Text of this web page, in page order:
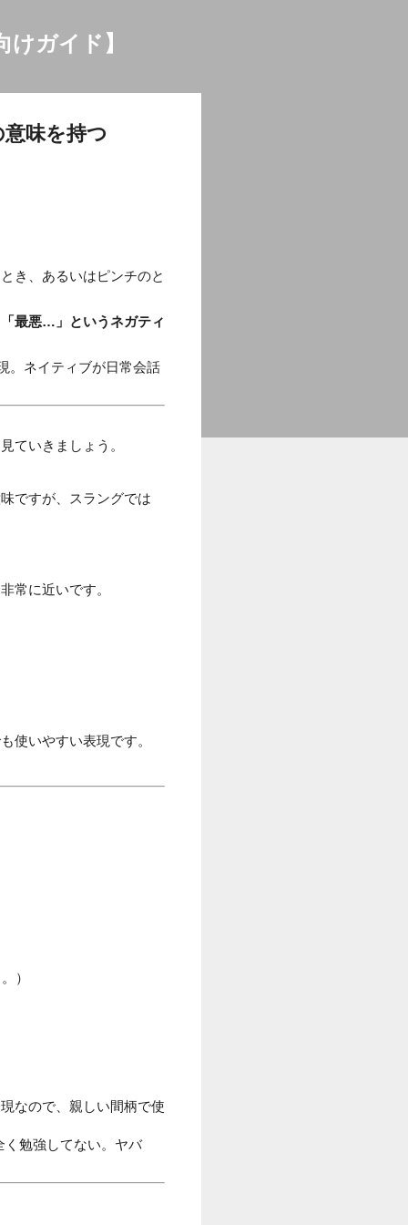
ガイド】
味を持つ
き、あるいはピンチのと
「最悪…」というネガティ
。ネイティブが日常会話
ていきましょう。
ですが、スラングでは
常に近いです。
使いやすい表現です。
）
なので、親しい間柄で使
く勉強してない。ヤバ